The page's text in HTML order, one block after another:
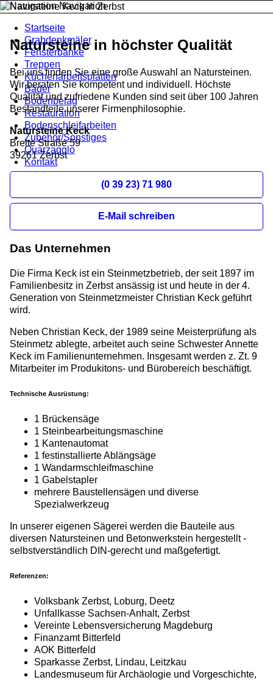
Navigation
Startseite
Grabdenkmäler
Fensterbänke
Treppen
Küchenarbeitsplatten
Bäder
Bodenbelag
Restauration
Bodenschleifarbeiten
Zubehör/Sonstiges
Quarzagglo
Kontakt
Natursteine in höchster Qualität
Bei uns finden Sie eine große Auswahl an Natursteinen.
Wir beraten Sie kompetent und individuell. Höchste
Qualität und zufriedene Kunden sind seit über 100 Jahren
Bestandteile unserer Firmenphilosophie.
Natursteine Keck
Breite Straße 59
39261 Zerbst
(0 39 23) 71 980
E-Mail schreiben
Das Unternehmen
Die Firma Keck ist ein Steinmetzbetrieb, der seit 1897 im
Familienbesitz in Zerbst ansässig ist und heute in der 4.
Generation von Steinmetzmeister Christian Keck geführt
wird.
Neben Christian Keck, der 1989 seine Meisterprüfung als
Steinmetz ablegte, arbeitet auch seine Schwester Annette
Keck im Familienunternehmen. Insgesamt werden z. Zt. 9
Mitarbeiter im Produkitons- und Bürobereich beschäftigt.
Technische Ausrüstung:
1 Brückensäge
1 Steinbearbeitungsmaschine
1 Kantenautomat
1 festinstallierte Ablängsäge
1 Wandarmschleifmaschine
1 Gabelstapler
mehrere Baustellensägen und diverse
Spezialwerkzeug
In unserer eigenen Sägerei werden die Bauteile aus
diversen Natursteinen und Betonwerkstein hergestellt -
selbstverständlich DIN-gerecht und maßgefertigt.
Referenzen:
Volksbank Zerbst, Loburg, Deetz
Unfallkasse Sachsen-Anhalt, Zerbst
Vereinte Lebensversicherung Magdeburg
Finanzamt Bitterfeld
AOK Bitterfeld
Sparkasse Zerbst, Lindau, Leitzkau
Landesmuseum für Archäologie und Vorgeschichte,